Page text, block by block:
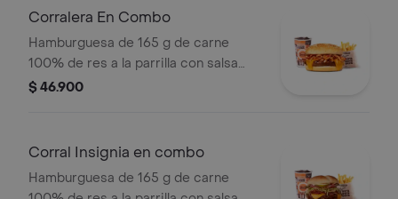
pan papa + papas medianas (Corral o
Corralera En Combo
Hamburguesa de 165 g de carne
100% de res a la parrilla con salsa
bbq, tocineta, queso americano,
bebida pet
$ 46.900
Corral Insignia en combo
Hamburguesa de 165 g de carne